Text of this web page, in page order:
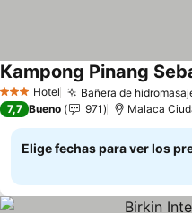
3 Estrellas
Hotel Bañera de
Kampong Pinang
7,7 Bueno 971 Malaca
Elige fechas para ver los